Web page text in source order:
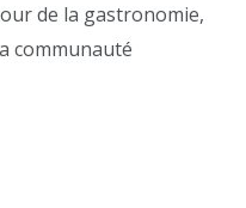
de la gastronomie,
communauté